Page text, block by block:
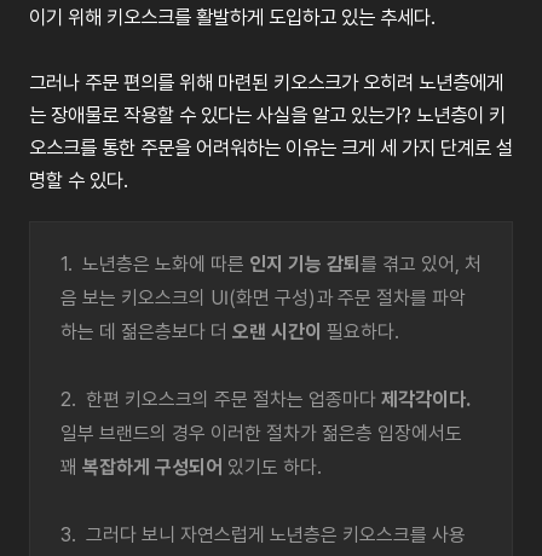
이기 위해 키오스크를 활발하게 도입하고 있는 추세다.
그러나 주문 편의를 위해 마련된 키오스크가 오히려 노년층에게
는 장애물로 작용할 수 있다는 사실을 알고 있는가? 노년층이 키
오스크를 통한 주문을 어려워하는 이유는 크게 세 가지 단계로 설
명할 수 있다.
1. 노년층은 노화에 따른 인지 기능 감퇴 를 겪고 있어, 처
음 보는 키오스크의 UI(화면 구성)과 주문 절차를 파악
하는 데 젊은층보다 더 오랜 시간이 필요하다.
2. 한편 키오스크의 주문 절차는 업종마다 제각각이다.
일부 브랜드의 경우 이러한 절차가 젊은층 입장에서도
꽤 복잡하게 구성되어 있기도 하다.
3. 그러다 보니 자연스럽게 노년층은 키오스크를 사용